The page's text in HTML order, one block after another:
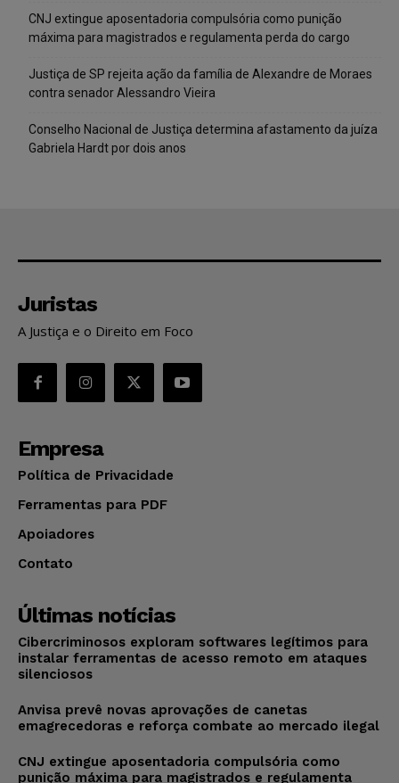
CNJ extingue aposentadoria compulsória como punição
máxima para magistrados e regulamenta perda do cargo
Justiça de SP rejeita ação da família de Alexandre de Moraes
contra senador Alessandro Vieira
Conselho Nacional de Justiça determina afastamento da juíza
Gabriela Hardt por dois anos
Juristas
A Justiça e o Direito em Foco
Empresa
Política de Privacidade
Ferramentas para PDF
Apoiadores
Contato
Últimas notícias
Cibercriminosos exploram softwares legítimos para
instalar ferramentas de acesso remoto em ataques
silenciosos
Anvisa prevê novas aprovações de canetas
emagrecedoras e reforça combate ao mercado ilegal
CNJ extingue aposentadoria compulsória como
punição máxima para magistrados e regulamenta